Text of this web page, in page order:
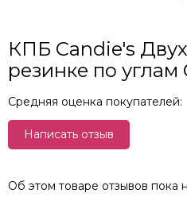
КПБ Candie's
резинке по углам
Средняя оценка покупателей:
Написать отзыв
Об этом товаре отзывов пока